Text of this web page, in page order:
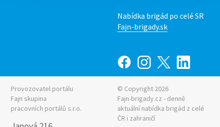
Nabídka brigád po celé SR
Fajn-brigady.sk
Provozovatel portálu
Fajn skupina
pracovních portálů s.r.o.
© Copyright 2026
Fajn-brigady.cz - denně
aktuální nabídka brigád z celé
ČR i zahraničí